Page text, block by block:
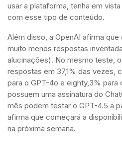
usar a plataforma, tenha em
com esse tipo de conteúdo.
Além disso, a OpenAI afirma
muito menos respostas
alucinações). No mesmo teste,
respostas em 37,1% das vezes,
para o GPT-4o e eighty,3%
possuem uma assinatura do
mês podem testar o GPT-4.5 a
afirma que começará a
na próxima semana.